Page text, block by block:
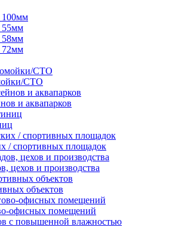
100мм
55мм
58мм
72мм
СТО
и аквапарков
/ спортивных площадок
цехов и производства
объектов
офисных помещений